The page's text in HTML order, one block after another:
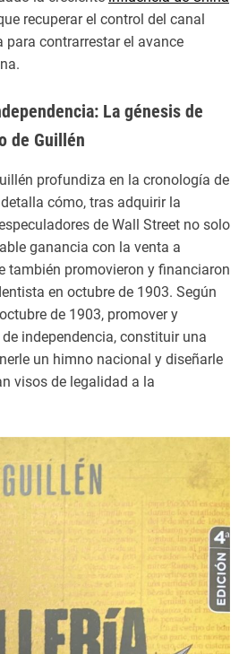
recuperar el control del canal
para contrarrestar el avance
La génesis de
de Guillén
profundiza en la cronología de
cómo, tras adquirir la
de Wall Street no solo
ganancia con la venta a
también promovieron y financiaron
en octubre de 1903. Según
de 1903, promover y
independencia, constituir una
un himno nacional y diseñarle
visos de legalidad a la